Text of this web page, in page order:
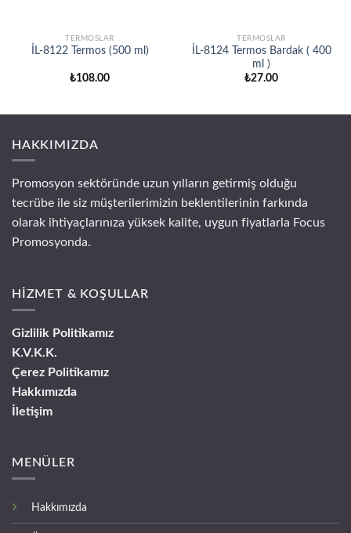
TERMOSLAR
İL-8122 Termos (500 ml)
₺108.00
TERMOSLAR
İL-8124 Termos Bardak ( 400
ml )
₺27.00
HAKKIMIZDA
Promosyon sektöründe uzun yılların getirmiş olduğu
tecrübe ile siz müşterilerimizin beklentilerinin farkında
olarak ihtiyaçlarınıza yüksek kalite, uygun fiyatlarla Focus
Promosyonda.
HİZMET & KOŞULLAR
Gizlilik Politikamız
K.V.K.K.
Çerez Politikamız
Hakkımızda
İletişim
MENÜLER
Hakkımızda